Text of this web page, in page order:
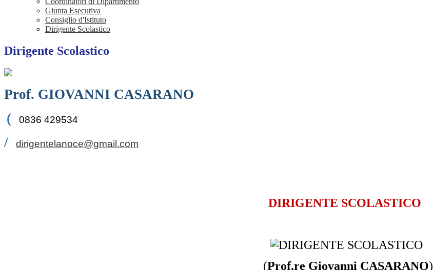
Giunta Esecutiva
Consiglio d'Istituto
Dirigente Scolastico
Dirigente Scolastico
Prof. GIOVANNI CASARANO
(
0836 429534
/ dirigentelanoce@gmail.com
DIRIGENTE SCOLASTICO
(Prof.re Giovanni CASARANO)